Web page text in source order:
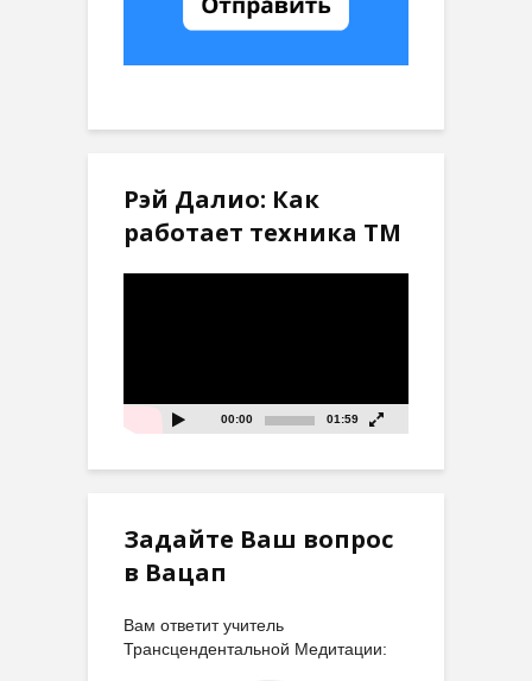
Рэй Далио: Как
работает техника ТМ
00:00 01:59
Задайте Ваш вопрос
в Вацап
Вам ответит учитель
Трансцендентальной Медитации: